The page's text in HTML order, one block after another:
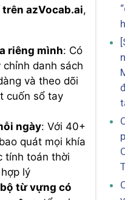
azVocab.ai,
riêng mình: Có
danh sách
và theo dõi
cuốn sổ tay
ngày: Với 40+
quát mọi khía
tính toán thời
lý
từ vựng có